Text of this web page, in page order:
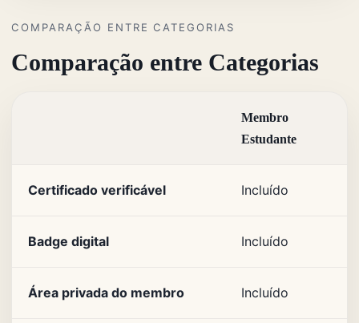
COMPARAÇÃO ENTRE CATEGORIAS
Comparação entre Categorias
Membro
Estudante
Certificado verificável Incluído
Badge digital Incluído
Área privada do membro Incluído